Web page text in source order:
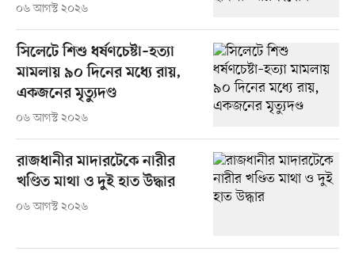
০৬ আগস্ট ২০২৬
সিলেটে শিশু ধর্ষণচেষ্টা–হত্যা
মামলায় ৯০ দিনের মধ্যে রায়,
একজনের মৃত্যুদণ্ড
০৬ আগস্ট ২০২৬
রাজধানীর মাদারটেকে নারীর
খণ্ডিত মাথা ও দুই হাত উদ্ধার
০৬ আগস্ট ২০২৬